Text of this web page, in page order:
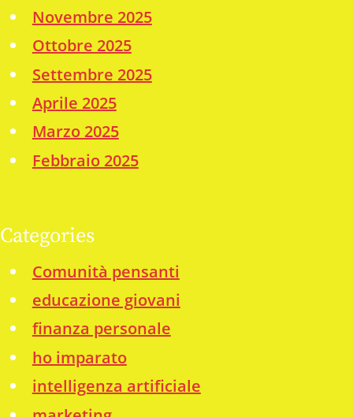
Novembre 2025
Ottobre 2025
Settembre 2025
Aprile 2025
Marzo 2025
Febbraio 2025
Categories
Comunità pensanti
educazione giovani
finanza personale
ho imparato
intelligenza artificiale